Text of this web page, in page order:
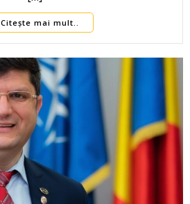
Citește mai mult..